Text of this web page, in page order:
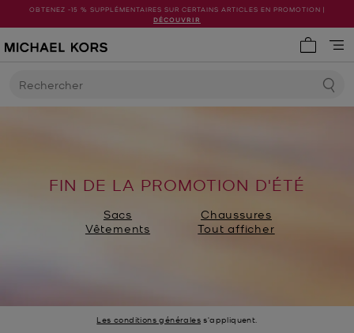
OBTENEZ -15 % SUPPLÉMENTAIRES SUR CERTAINS ARTICLES EN PROMOTION |
DÉCOUVRIR
Rechercher
FIN DE LA PROMOTION D'ÉTÉ
Sacs
Chaussures
Vêtements
Tout afficher
Les conditions générales s'appliquent.